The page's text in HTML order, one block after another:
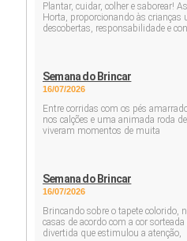
Plantar, cuidar, colher e saborear!
Horta, proporcionando às crianças
descobertas, responsabilidade e
Semana do Brincar
16/07/2026
Entre corridas com os pés
nos calções e uma animada roda
viveram momentos de muita
Semana do Brincar
16/07/2026
Brincando sobre o tapete colorido,
casas de acordo com a cor
divertida que estimulou a atenção,